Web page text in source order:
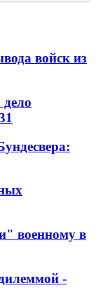
войск из
военному в
-